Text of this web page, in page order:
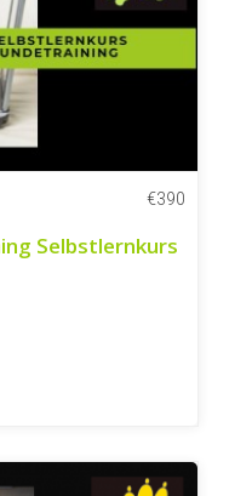
€390
Selbstlernkurs